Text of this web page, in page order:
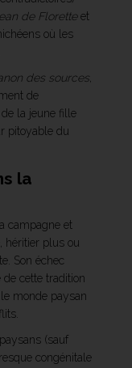
de Floretteet
où les
des sources
de
la jeune fille
pitoyable du
la
campagne et
héritier plus ou
Son échec
cette tradition
monde paysan
(sauf
congénitale